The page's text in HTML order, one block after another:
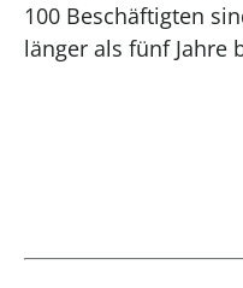
100 Beschäftigten
länger als fünf Jahre